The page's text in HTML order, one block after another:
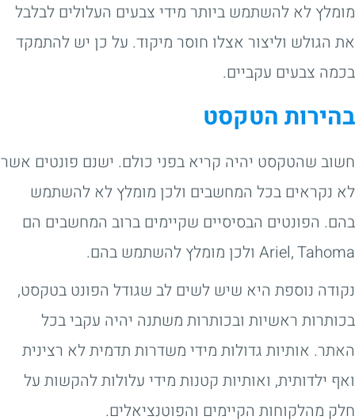
מומלץ לא להשתמש ביותר מידי צבעים העלולים לבלבל
את הגולש וליצור אצלו חוסר מיקוד. על כן יש להתמקד
בכמה צבעים עקביים.
בהירות הטקסט
חשוב שהטקסט יהיה קריא בפני כולם. ישנם פונטים אשר
לא נקראים בכל המחשבים ולכן מומלץ לא להשתמש
בהם. הפונטים הבסיסיים שקיימים ברוב המחשבים הם
Ariel, Tahoma ולכן מומלץ להשתמש בהם.
נקודה נוספת היא שיש לשים לב שגודל הפונט בטקסט,
בכותרות ראשיות ובכותרות משתנה יהיה עקבי בכל
האתר. אותיות גדולות מידי משדרות תדמית לא רצינית
ואף ילדותית, ואותיות קטנות מידי עלולות להקשות על
חלק מהלקוחות הקיימים והפוטנציאלים.